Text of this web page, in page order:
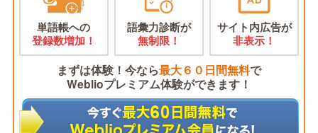
単語帳への
登録数増加！
語彙力診断が
無制限！
サイト内広告が
非表示！
まずは体験！今なら最大６０日間無料で
Weblioプレミアム体験ができます！